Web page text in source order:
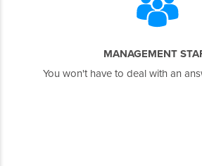
MANAGEMENT
You won't have to deal with an